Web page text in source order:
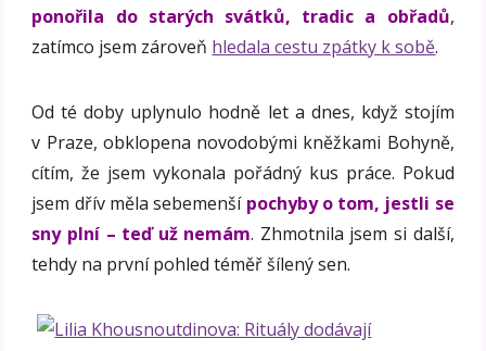
ponořila do starých svátků, tradic a obřadů,
zatímco jsem zároveň hledala cestu zpátky k sobě.
Od té doby uplynulo hodně let a dnes, když stojím
v Praze, obklopena novodobými kněžkami Bohyně,
cítím, že jsem vykonala pořádný kus práce. Pokud
jsem dřív měla sebemenší pochyby o tom, jestli se
sny plní – teď už nemám. Zhmotnila jsem si další,
tehdy na první pohled téměř šílený sen.